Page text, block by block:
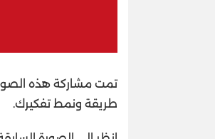
تمت مشاركة هذه
طريقة ونمط تفكيرك.